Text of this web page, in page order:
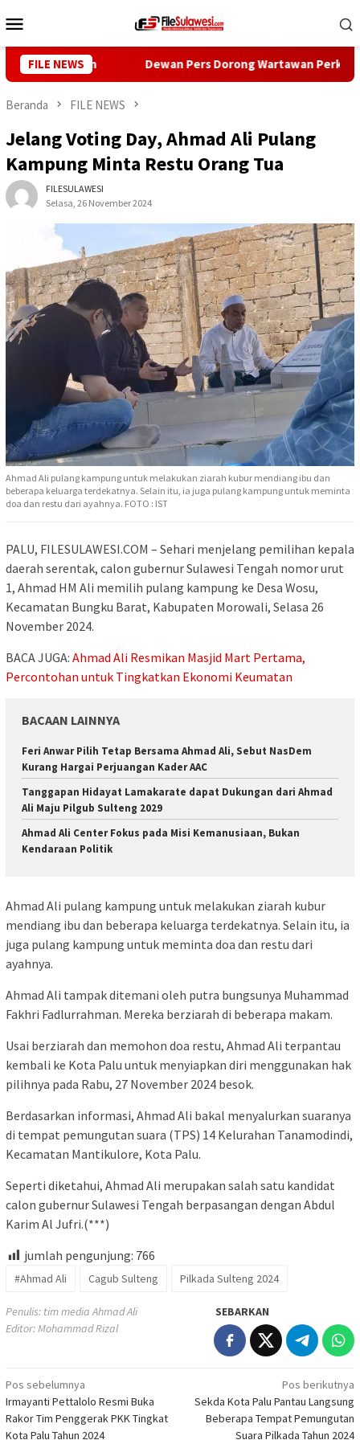
ke
Mobile
FILE NEWS Dewan Pers Dorong Wartawan Perkuat
Beranda FILE NEWS
Jelang Voting Day, Ahmad Ali Pulang
Kampung Minta Restu Orang Tua
FILESULAWESI
Selasa, 26 November 2024
Ahmad Ali pulang kampung untuk melakukan ziarah kubur mendiang ibu dan
beberapa keluarga terdekatnya. Selain itu, ia juga pulang kampung untuk meminta
doa dan restu dari ayahnya. FOTO : IST
PALU, FILESULAWESI.COM – Sehari menjelang pemilihan kepala
daerah serentak, calon gubernur Sulawesi Tengah nomor urut
1, Ahmad HM Ali memilih pulang kampung ke Desa Wosu,
Kecamatan Bungku Barat, Kabupaten Morowali, Selasa 26
November 2024.
BACA JUGA: Ahmad Ali Resmikan Masjid Mart Pertama,
Percontohan untuk Tingkatkan Ekonomi Keumatan
BACAAN LAINNYA
Feri Anwar Pilih Tetap Bersama Ahmad Ali, Sebut NasDem
Kurang Hargai Perjuangan Kader AAC
Tanggapan Hidayat Lamakarate dapat Dukungan dari Ahmad
Ali Maju Pilgub Sulteng 2029
Ahmad Ali Center Fokus pada Misi Kemanusiaan, Bukan
Kendaraan Politik
Ahmad Ali pulang kampung untuk melakukan ziarah kubur
mendiang ibu dan beberapa keluarga terdekatnya. Selain itu, ia
juga pulang kampung untuk meminta doa dan restu dari
ayahnya.
Ahmad Ali tampak ditemani oleh putra bungsunya Muhammad
Fakhri Fadlurrahman. Mereka berziarah di beberapa makam.
Usai berziarah dan memohon doa restu, Ahmad Ali terpantau
kembali ke Kota Palu untuk menyiapkan diri menggunakan hak
pilihnya pada Rabu, 27 November 2024 besok.
Berdasarkan informasi, Ahmad Ali bakal menyalurkan suaranya
di tempat pemungutan suara (TPS) 14 Kelurahan Tanamodindi,
Kecamatan Mantikulore, Kota Palu.
Seperti diketahui, Ahmad Ali merupakan salah satu kandidat
calon gubernur Sulawesi Tengah berpasangan dengan Abdul
Karim Al Jufri.(***)
jumlah pengunjung: 766
#Ahmad Ali Cagub Sulteng Pilkada Sulteng 2024
Penulis: tim media Ahmad Ali
Editor: Mohammad Rizal
SEBARKAN
Navigasi
pos
Pos sebelumnya
Irmayanti Pettalolo Resmi Buka
Rakor Tim Penggerak PKK Tingkat
Kota Palu Tahun 2024
Pos berikutnya
Sekda Kota Palu Pantau Langsung
Beberapa Tempat Pemungutan
Suara Pilkada Tahun 2024